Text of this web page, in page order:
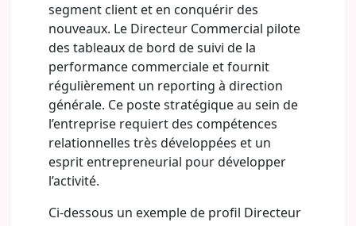
segment client et en conquérir des
nouveaux. Le Directeur Commercial pilote
des tableaux de bord de suivi de la
performance commerciale et fournit
régulièrement un reporting à direction
générale. Ce poste stratégique au sein de
l’entreprise requiert des compétences
relationnelles très développées et un
esprit entrepreneurial pour développer
l’activité.
Ci-dessous un exemple de profil Directeur